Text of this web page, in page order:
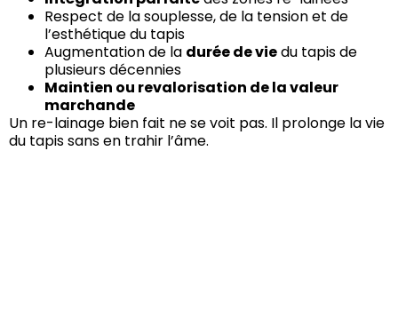
Respect de la souplesse, de la tension et de
l’esthétique du tapis
Augmentation de la durée de viedu tapis de
plusieurs décennies
Maintien ou revalorisation de la valeur
marchande
Un re-lainage bien fait ne se voit pas. Il prolonge la vie
du tapis sans en trahir l’âme.